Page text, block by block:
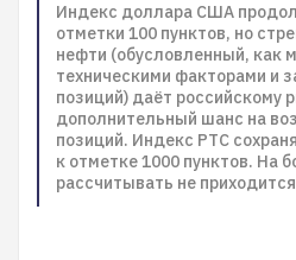
Индекс доллара США
отметки 100 пунктов, но
нефти (обусловленный, как
техническими факторами и
позиций) даёт российскому
дополнительный шанс на
позиций. Индекс РТС
к отметке 1000 пунктов. На
рассчитывать не приходится